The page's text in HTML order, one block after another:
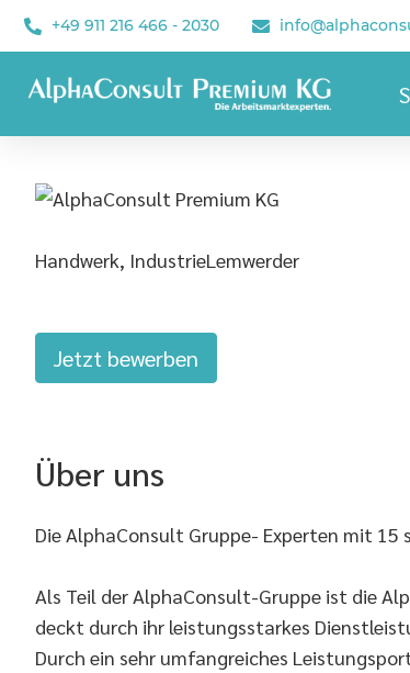
+49 911 216 466 - 2030
Handwerk, IndustrieLemwerder
Jetzt bewerben
Über uns
Die AlphaConsult Gruppe- Experten mit 15
Als Teil der AlphaConsult-Gruppe ist die
deckt durch ihr leistungsstarkes
Durch ein sehr umfangreiches